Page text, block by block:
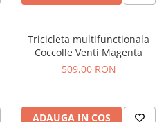
Tricicleta multifunctionala
Coccolle Venti Magenta
509,00 RON
ADAUGA IN COS